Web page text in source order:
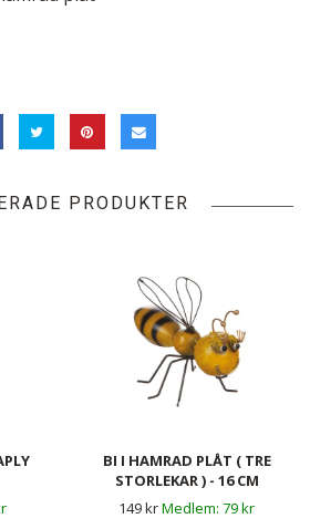
PRODUKTER
BI I HAMRAD PLÅT ( TRE
STORLEKAR ) - 16 CM
149 kr
79 kr